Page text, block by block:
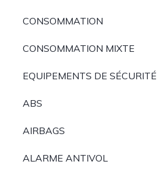
CONSOMMATION
CONSOMMATION MIXTE
EQUIPEMENTS DE SÉCURITÉ
ABS
AIRBAGS
ALARME ANTIVOL